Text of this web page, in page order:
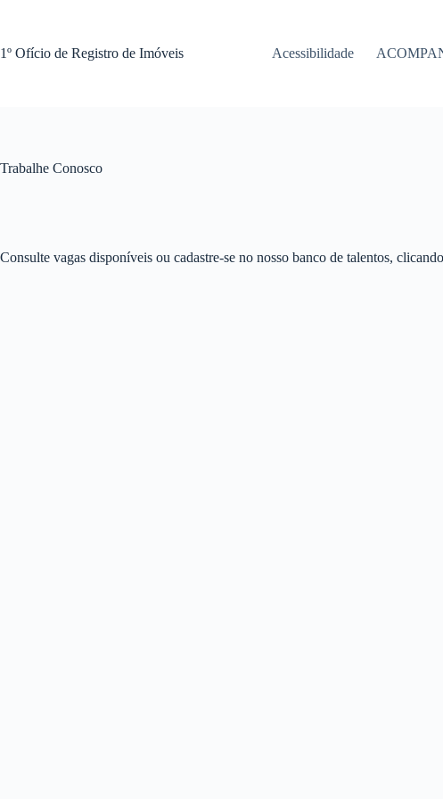
conteúdo
1º Ofício de Registro de Imóveis Acessibilidade
Trabalhe Conosco
Consulte vagas disponíveis ou cadastre-se no nosso banco de talentos, clicando